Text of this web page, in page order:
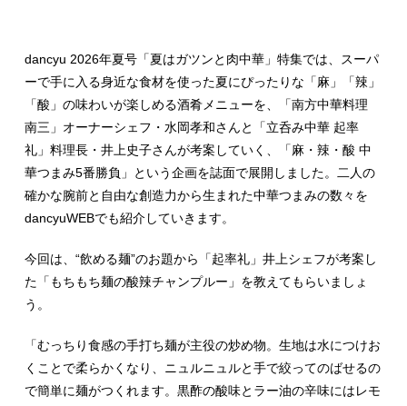
dancyu 2026年夏号「夏はガツンと肉中華」特集では、スーパ
ーで手に入る身近な食材を使った夏にぴったりな「麻」「辣」
「酸」の味わいが楽しめる酒肴メニューを、「南方中華料理
南三」オーナーシェフ・水岡孝和さんと「立呑み中華 起率
礼」料理長・井上史子さんが考案していく、「麻・辣・酸 中
華つまみ5番勝負」という企画を誌面で展開しました。二人の
確かな腕前と自由な創造力から生まれた中華つまみの数々を
dancyuWEBでも紹介していきます。
今回は、“飲める麺”のお題から「起率礼」井上シェフが考案し
た「もちもち麺の酸辣チャンプルー」を教えてもらいましょ
う。
「むっちり食感の手打ち麺が主役の炒め物。生地は水につけお
くことで柔らかくなり、ニュルニュルと手で絞ってのばせるの
で簡単に麺がつくれます。黒酢の酸味とラー油の辛味にはレモ